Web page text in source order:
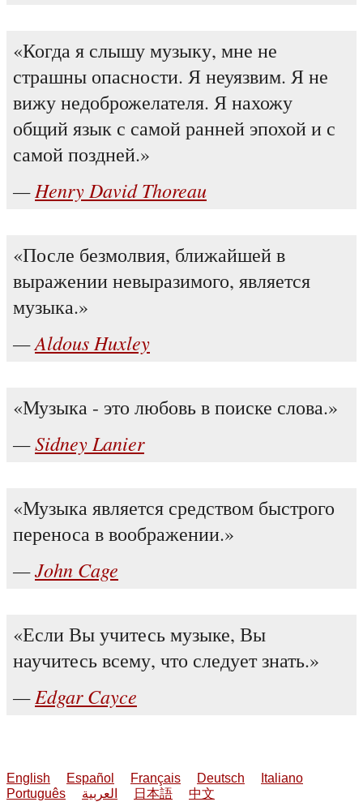
Когда я слышу музыку, мне не
страшны опасности. Я неуязвим. Я не
вижу недоброжелателя. Я нахожу
общий язык с самой ранней эпохой и с
самой поздней.
Henry David Thoreau
После безмолвия, ближайшей в
выражении невыразимого, является
музыка.
Aldous Huxley
Музыка - это любовь в поиске слова.
Sidney Lanier
Музыка является средством быстрого
переноса в воображении.
John Cage
Если Вы учитесь музыке, Вы
научитесь всему, что следует знать.
Edgar Cayce
English Español Français Deutsch
Italiano
Português
العربية 日本語 中文